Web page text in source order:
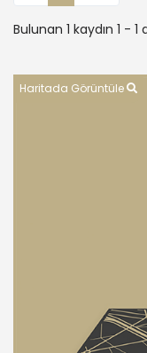
Bulunan 1 kaydın 1 - 1
Haritada Görüntüle